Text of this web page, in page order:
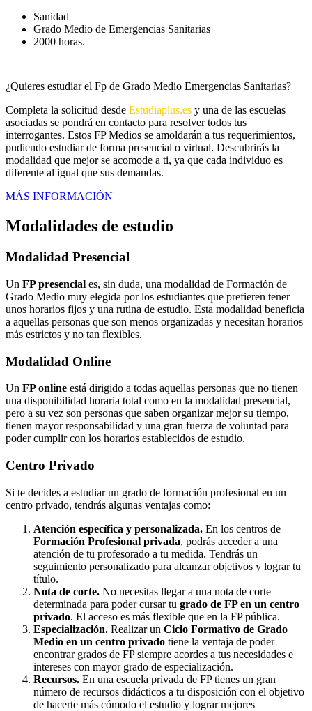
Sanidad
Grado Medio de Emergencias Sanitarias
2000 horas.
¿Quieres estudiar el Fp de Grado Medio Emergencias Sanitarias?
Completa la solicitud desde Estudiaplus.es y una de las escuelas
asociadas se pondrá en contacto para resolver todos tus
interrogantes. Estos FP Medios se amoldarán a tus requerimientos,
pudiendo estudiar de forma presencial o virtual. Descubrirás la
modalidad que mejor se acomode a ti, ya que cada individuo es
diferente al igual que sus demandas.
MÁS INFORMACIÓN
Modalidades de estudio
Modalidad Presencial
Un FP presencial es, sin duda, una modalidad de Formación de
Grado Medio muy elegida por los estudiantes que prefieren tener
unos horarios fijos y una rutina de estudio. Esta modalidad beneficia
a aquellas personas que son menos organizadas y necesitan horarios
más estrictos y no tan flexibles.
Modalidad Online
Un FP online está dirigido a todas aquellas personas que no tienen
una disponibilidad horaria total como en la modalidad presencial,
pero a su vez son personas que saben organizar mejor su tiempo,
tienen mayor responsabilidad y una gran fuerza de voluntad para
poder cumplir con los horarios establecidos de estudio.
Centro Privado
Si te decides a estudiar un grado de formación profesional en un
centro privado, tendrás algunas ventajas como:
Atención específica y personalizada. En los centros de
Formación Profesional privada, podrás acceder a una
atención de tu profesorado a tu medida. Tendrás un
seguimiento personalizado para alcanzar objetivos y lograr tu
título.
Nota de corte. No necesitas llegar a una nota de corte
determinada para poder cursar tu grado de FP en un centro
privado. El acceso es más flexible que en la FP pública.
Especialización. Realizar un Ciclo Formativo de Grado
Medio en un centro privado tiene la ventaja de poder
encontrar grados de FP siempre acordes a tus necesidades e
intereses con mayor grado de especialización.
Recursos. En una escuela privada de FP tienes un gran
número de recursos didácticos a tu disposición con el objetivo
de hacerte más cómodo el estudio y lograr mejores